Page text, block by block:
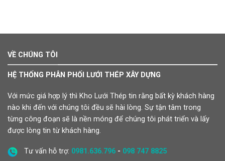
VỀ CHÚNG TÔI
HỆ THỐNG PHÂN PHỐI LƯỚI THÉP XÂY DỰNG
Với mức giá hợp lý thì Kho Lưới Thép tin rằng bất kỳ khách hàng
nào khi đến với chúng tôi đều sẽ hài lòng. Sự tận tâm trong
từng công đoạn sẽ là nền móng để chúng tôi phát triển và lấy
được lòng tin từ khách hàng.
Tư vấn hỗ trợ: 0981.636.796- 098 747 8825